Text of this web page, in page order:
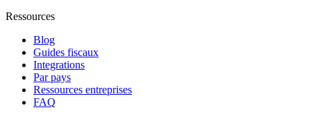
Ressources
Blog
Guides fiscaux
Integrations
Par pays
Ressources entreprises
FAQ